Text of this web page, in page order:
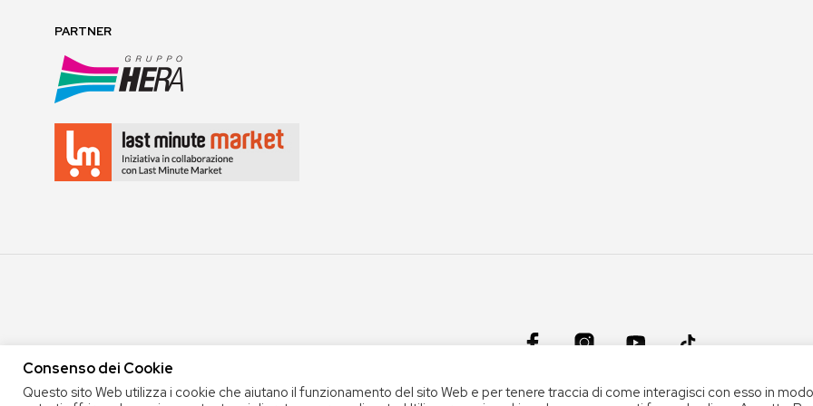
PARTNER
COPYRIGHT 2020 COOP. SOC. OFFICINA 68 |PRIVACY POLICY|TERMINI E CONDIZIONI DEL SERVIZIO| CREDITS
Consenso dei Cookie
Questo sito Web utilizza i cookie che aiutano il funzionamento del sito Web e per tenere traccia di come interagisci con esso in